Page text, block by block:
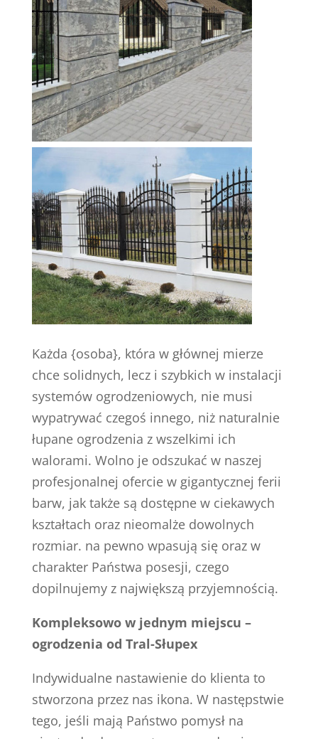
Każda {osoba}, która w głównej mierze
chce solidnych, lecz i szybkich w instalacji
systemów ogrodzeniowych, nie musi
wypatrywać czegoś innego, niż naturalnie
łupane ogrodzenia z wszelkimi ich
walorami. Wolno je odszukać w naszej
profesjonalnej ofercie w gigantycznej ferii
barw, jak także są dostępne w ciekawych
kształtach oraz nieomalże dowolnych
rozmiar. na pewno wpasują się oraz w
charakter Państwa posesji, czego
dopilnujemy z największą przyjemnością.
Kompleksowo w jednym miejscu –
ogrodzenia od Tral-Słupex
Indywidualne nastawienie do klienta to
stworzona przez nas ikona. W następstwie
tego, jeśli mają Państwo pomysł na